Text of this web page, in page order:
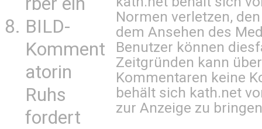
BILD-
Komment
atorin
Ruhs
fordert
Normen verletzen,
dem Ansehen des
Benutzer können
Zeitgründen kann
Kommentaren keine
behält sich kath.net
zur Anzeige zu